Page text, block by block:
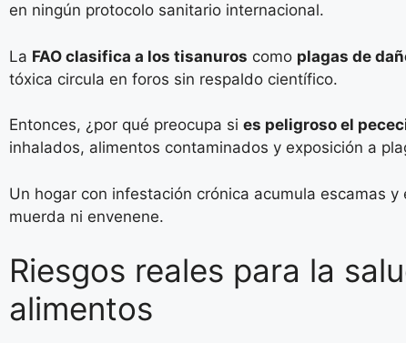
en ningún protocolo sanitario internacional.
La FAO clasifica a los tisanuros como plagas de
tóxica circula en foros sin respaldo científico.
Entonces, ¿por qué preocupa si es peligroso el
inhalados, alimentos contaminados y exposición a
Un hogar con infestación crónica acumula escamas
muerda ni envenene.
Riesgos reales para la
alimentos